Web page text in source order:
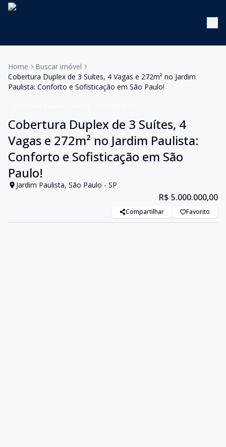
Home
Buscar imóvel
Cobertura Duplex de 3 Suítes, 4 Vagas e 272m² no Jardim
Paulista: Conforto e Sofisticação em São Paulo!
Cobertura Duplex de 3 Suítes, 4
Vagas e 272m² no Jardim Paulista:
Conforto e Sofisticação em São
Paulo!
Jardim Paulista, São Paulo - SP
R$ 5.000.000,00
Compartilhar Favorito